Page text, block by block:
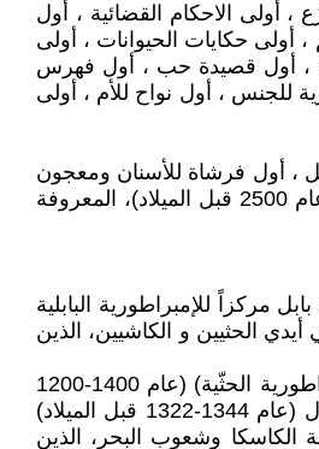
أولى الاحكام القضائية ، أول
أولى حكايات الحيوانات ، أولى
، أول قصيدة حب ، أول فهرس
للجنس ، أول نواح للأم ، أولى
، أول فرشاة للأسنان ومعجون
الأسنان، وأول هرم حقيقي، وأول طبيبتين مسجلتين " ميريت پتاح" (حوالي عام 2700 قبل الميلاد)، وهي طبيبة البلاط الملكي . و"پيسهيت" (حوالي عام 2500 قبل الميلاد)، المعروفة
بابل. وفي عهد الملك حمورابي (عام 1792 ـ 1750 قبل الميلاد)، أصبحت بابل مركزاً للإمبراطورية البابلية
الحثيين و الكاشيين، الذين
يقسّم العلماء المعاصرون فترة الحكم الحثّي إلى عهد المملكة القديمة (عام 1700-1500 قبل الميلاد) وعهد المملكة الحديثة ( المعروف أيضاً بالإمبراطورية الحثّية) (عام 1400-1200
قبل الميلاد)، مع فترة انتقالية بينهما تُعرف أحياناً باسم المملكة الوسطى . وقد بلغت الإمبراطورية الحثّية أوج قوتها في عهد الملك سوبيلوليوما الأول (عام 1344-1322 قبل الميلاد)
قبيلة الكاسكا وشعوب البحر، الذين